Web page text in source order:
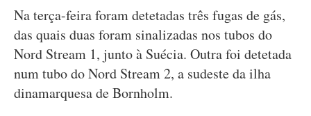
Na terça-feira foram detetadas três fugas de gás,
das quais duas foram sinalizadas nos tubos do
Nord Stream 1, junto à Suécia. Outra foi detetada
num tubo do Nord Stream 2, a sudeste da ilha
dinamarquesa de Bornholm.